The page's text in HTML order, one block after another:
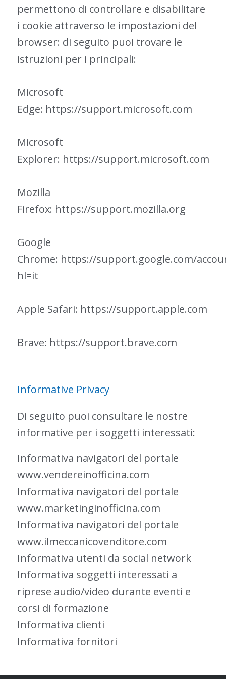
permettono di controllare e disabilitare
i cookie attraverso le impostazioni del
browser: di seguito puoi trovare le
istruzioni per i principali:
Microsoft
Edge: https://support.microsoft.com
Microsoft
Explorer: https://support.microsoft.com
Mozilla
Firefox: https://support.mozilla.org
Google
Chrome: https://support.google.com/
hl=it
Apple Safari: https://support.apple.com
Brave: https://support.brave.com
Informative Privacy
Di seguito puoi consultare le nostre
informative per i soggetti interessati:
Informativa navigatori del portale
www.vendereinofficina.com
Informativa navigatori del portale
www.marketinginofficina.com
Informativa navigatori del portale
www.ilmeccanicovenditore.com
Informativa utenti da social network
Informativa soggetti interessati a
riprese audio/video durante eventi e
corsi di formazione
Informativa clienti
Informativa fornitori